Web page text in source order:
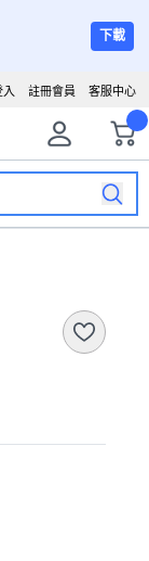
下載
客服中心
註冊會員
入